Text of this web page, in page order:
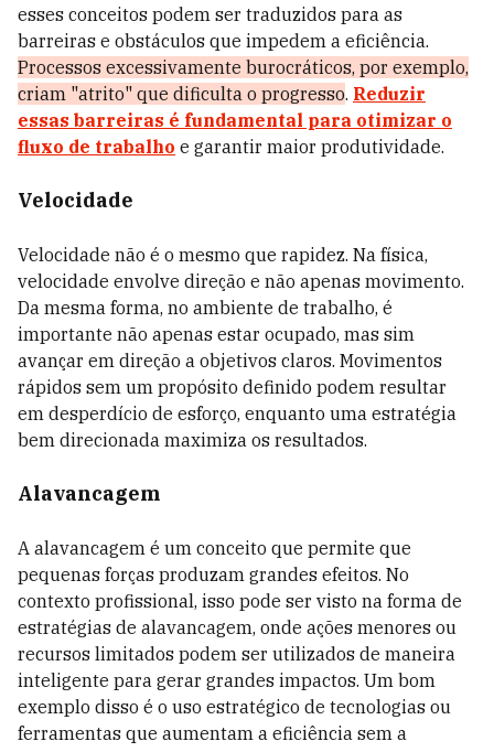
esses conceitos podem ser traduzidos para as
barreiras e obstáculos que impedem a eficiência.
Processos excessivamente burocráticos, por exemplo,
criam "atrito" que dificulta o progresso. Reduzir
essas barreiras é fundamental para otimizar o
fluxo de trabalho e garantir maior produtividade.
Velocidade
Velocidade não é o mesmo que rapidez. Na física,
velocidade envolve direção e não apenas movimento.
Da mesma forma, no ambiente de trabalho, é
importante não apenas estar ocupado, mas sim
avançar em direção a objetivos claros. Movimentos
rápidos sem um propósito definido podem resultar
em desperdício de esforço, enquanto uma estratégia
bem direcionada maximiza os resultados.
Alavancagem
A alavancagem é um conceito que permite que
pequenas forças produzam grandes efeitos. No
contexto profissional, isso pode ser visto na forma de
estratégias de alavancagem, onde ações menores ou
recursos limitados podem ser utilizados de maneira
inteligente para gerar grandes impactos. Um bom
exemplo disso é o uso estratégico de tecnologias ou
ferramentas que aumentam a eficiência sem a